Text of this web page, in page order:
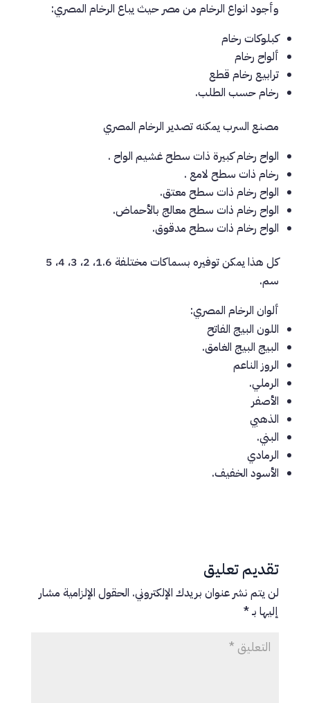
وأجود انواع الرخام من مصر حيث يباع الرخام المصري:
كبلوكات رخام
ألواح رخام
ترابيع رخام قطع
رخام حسب الطلب.
مصنع السرب يمكنه تصدير الرخام المصري
الواح رخام كبيرة ذات سطح غشيم الواح .
رخام ذات سطح لامع .
الواح رخام ذات سطح معتق.
الواح رخام ذات سطح معالج بالأحماض.
الواح رخام ذات سطح مدقوق.
كل هذا يمكن توفيره بسماكات مختلفة 1.6، 2، 3، 4، 5
سم.
ألوان الرخام المصري:
اللون البيج الفاتح
البيج البيج الغامق.
الروز الناعم
الرملي.
الأصفر
الذهبي
البني.
الرمادي
الأسود الخفيف.
تقديم تعليق
لن يتم نشر عنوان بريدك الإلكتروني. الحقول الإلزامية مشار
إليها بـ*